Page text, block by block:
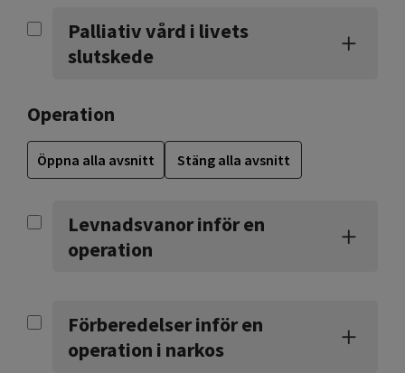
Palliativ vård i livets
slutskede
Operation
Öppna alla avsnitt Stäng alla avsnitt
Levnadsvanor inför en
operation
Förberedelser inför en
operation i narkos